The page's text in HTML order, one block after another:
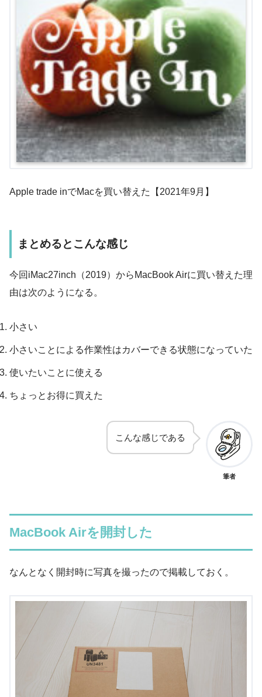
Apple trade inでMacを買い替えた【2021年9月】
まとめるとこんな感じ
今回iMac27inch（2019）からMacBook Airに買い替えた理
由は次のようになる。
小さい
小さいことによる作業性はカバーできる状態になっていた
使いたいことに使える
ちょっとお得に買えた
こんな感じである
筆者
MacBook Airを開封した
なんとなく開封時に写真を撮ったので掲載しておく。